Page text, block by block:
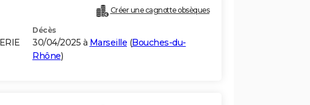
Créer une cagnotte obsèques
Décès
30/04/2025 à Marseille (Bouches-du-
Rhône)